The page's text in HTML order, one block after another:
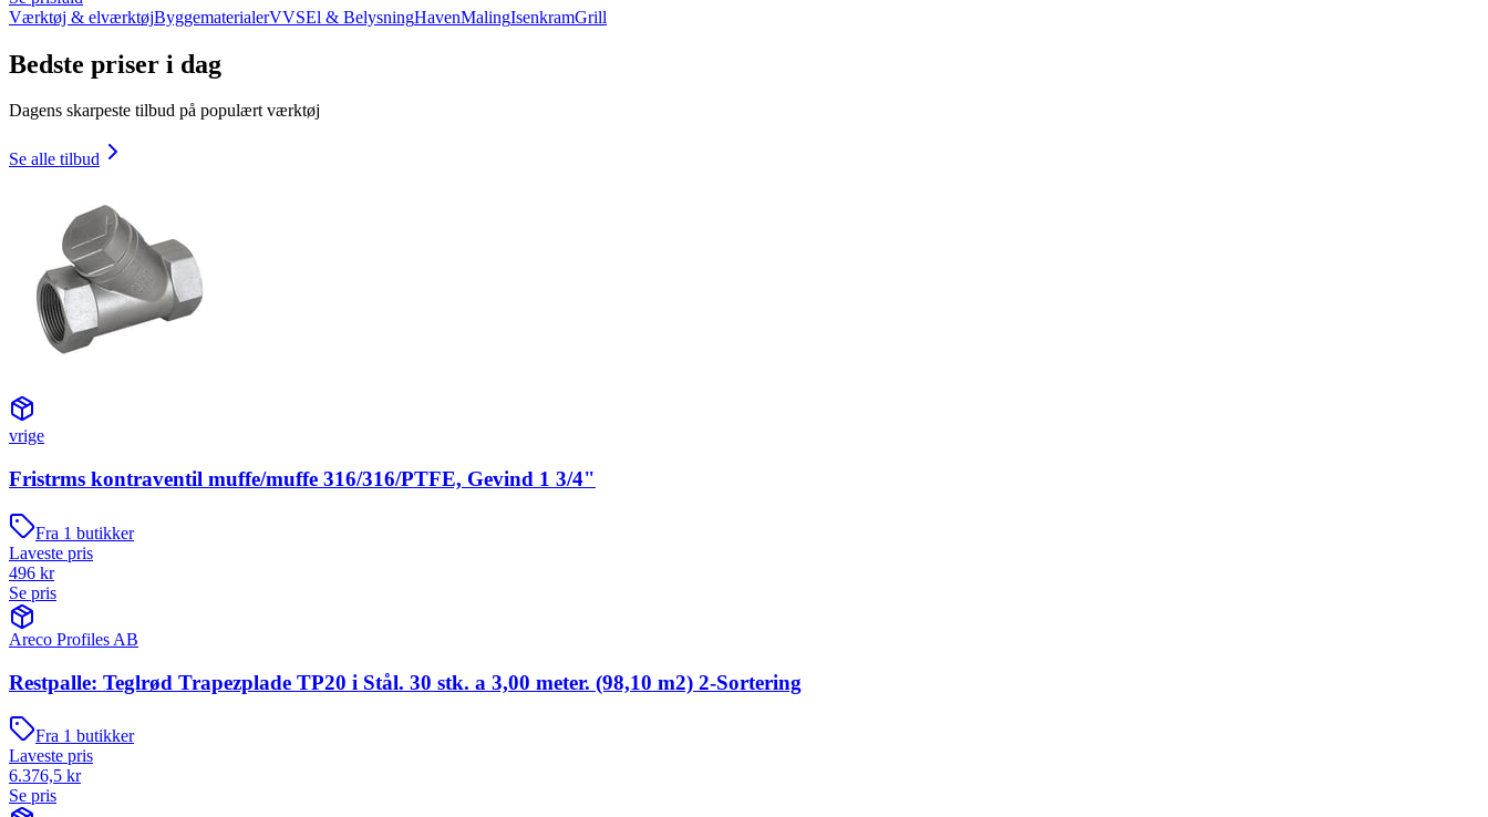
Værktøj & elværktøjByggematerialerVVSEl & BelysningHavenMalingIsenkramGrill
Bedste priser i dag
Dagens skarpeste tilbud på populært værktøj
Se alle tilbud
vrige
Fristrms kontraventil muffe/muffe 316/316/PTFE, Gevind 1 3/4"
Fra 1 butikker
Laveste pris
496 kr
Se pris
Areco Profiles AB
Restpalle: Teglrød Trapezplade TP20 i Stål. 30 stk. a 3,00 meter. (98,10 m2) 2-Sortering
Fra 1 butikker
Laveste pris
6.376,5 kr
Se pris